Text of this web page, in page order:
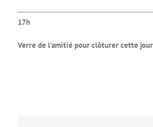
17h
Verre de l’amitié pour clôturer cette